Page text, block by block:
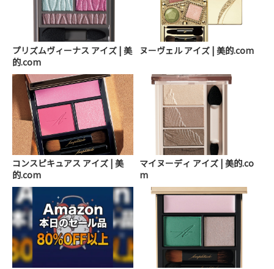
プリズムヴィーナス アイズ | 美
的.com
ヌーヴェル アイズ | 美的.com
コンスピキュアス アイズ | 美
的.com
マイヌーディ アイズ | 美的.co
m